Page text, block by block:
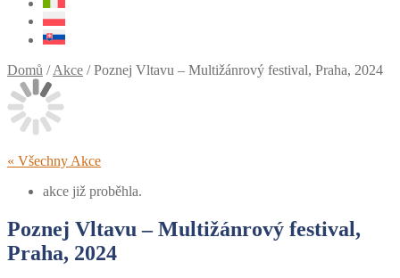
Domů /Akce /Poznej Vltavu – Multižánrový festival, Praha, 2024
« Všechny Akce
akce již proběhla.
Poznej Vltavu – Multižánrový festival,
Praha, 2024